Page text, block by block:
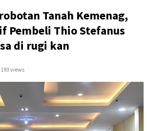
Tanah Kemenag,
Pembeli Thio Stefanus
di rugi kan
193 views